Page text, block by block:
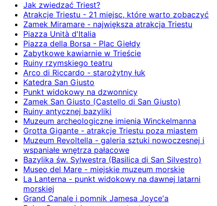
Jak zwiedzać Triest?
Atrakcje Triestu - 21 miejsc, które warto zobaczyć
Zamek Miramare - największa atrakcja Triestu
Piazza Unità d'Italia
Piazza della Borsa - Plac Giełdy
Zabytkowe kawiarnie w Trieście
Ruiny rzymskiego teatru
Arco di Riccardo - starożytny łuk
Katedra San Giusto
Punkt widokowy na dzwonnicy
Zamek San Giusto (Castello di San Giusto)
Ruiny antycznej bazyliki
Muzeum archeologiczne imienia Winckelmanna
Grotta Gigante - atrakcje Triestu poza miastem
Muzeum Revoltella - galeria sztuki nowoczesnej i
wspaniałe wnętrza pałacowe
Bazylika św. Sylwestra (Basilica di San Silvestro)
Museo del Mare - miejskie muzeum morskie
La Lanterna - punkt widokowy na dawnej latarni
morskiej
Grand Canale i pomnik Jamesa Joyce'a